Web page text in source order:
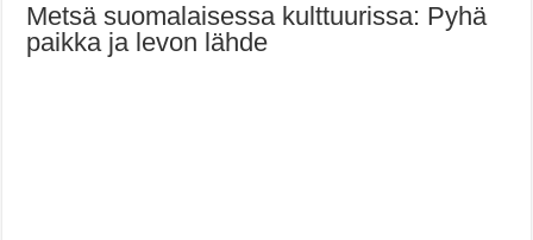
Metsä suomalaisessa kulttuurissa: Pyhä
paikka ja levon lähde